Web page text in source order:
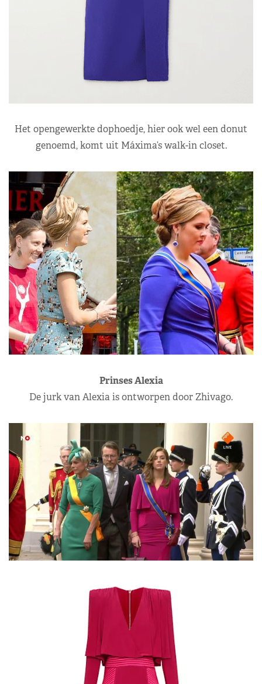
Het opengewerkte dophoedje, hier ook wel een donut
genoemd, komt uit Máxima’s walk-in closet.
Prinses Alexia
De jurk van Alexia is ontworpen door Zhivago.